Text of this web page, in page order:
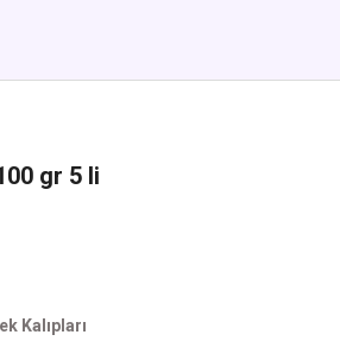
gr 5 li
Kalıpları